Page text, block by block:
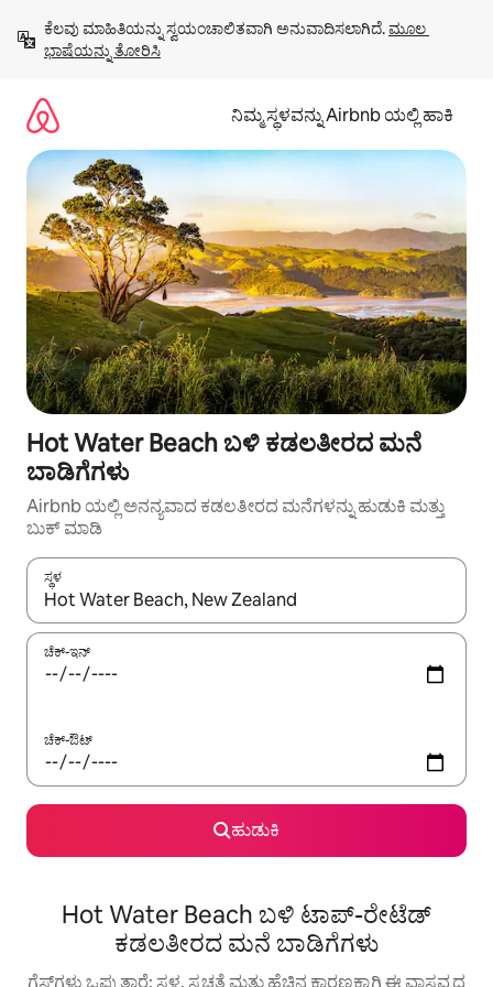
ಹೋಗಿ
ಕೆಲವು ಮಾಹಿತಿಯನ್ನು ಸ್ವಯಂಚಾಲಿತವಾಗಿ ಅನುವಾದಿಸಲಾಗಿದೆ. ಮೂಲ
ಭಾಷೆಯನ್ನು ತೋರಿಸಿ
ನಿಮ್ಮ ಸ್ಥಳವನ್ನು Airbnb ಯಲ್ಲಿ ಹಾಕಿ
Hot Water Beach ಬಳಿ ಕಡಲತೀರದ ಮನೆ
ಬಾಡಿಗೆಗಳು
Airbnb ಯಲ್ಲಿ ಅನನ್ಯವಾದ ಕಡಲತೀರದ ಮನೆಗಳನ್ನು ಹುಡುಕಿ ಮತ್ತು
ಬುಕ್ ಮಾಡಿ
ಸ್ಥಳ
ಫಲಿತಾಂಶಗಳು ಲಭ್ಯವಿರುವಾಗ, ಅಪ್ ಮತ್ತು ಡೌನ್ ಬಾಣದ ಕೀಲಿಗಳೊಂದಿಗೆ
ಚೆಕ್-ಇನ್
ಚೆಕ್-ಔಟ್
ಹುಡುಕಿ
Hot Water Beach ಬಳಿ ಟಾಪ್-ರೇಟೆಡ್
ಕಡಲತೀರದ ಮನೆ ಬಾಡಿಗೆಗಳು
ಗೆಸ್ಟ್‌ಗಳು ಒಪ್ಪುತ್ತಾರೆ: ಸ್ಥಳ, ಸ್ವಚ್ಛತೆ ಮತ್ತು ಹೆಚ್ಚಿನ ಕಾರಣಕ್ಕಾಗಿ ಈ ವಾಸ್ತವ್ಯದ